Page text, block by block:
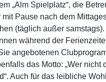
„Alm Spielplatz“, die
mit Pause nach dem
(täglich außer
während der
angebotenen
das Motto: „Wer nicht
Auch für das leibliche